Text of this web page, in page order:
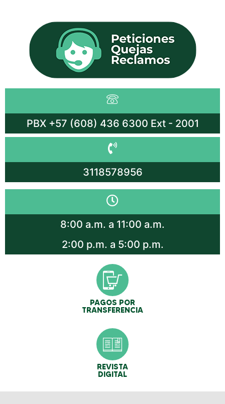
PBX +57 (608) 436 6300 Ext - 2001
3118578956
8:00 a.m. a 11:00 a.m.
2:00 p.m. a 5:00 p.m.
PAGOS POR
TRANSFERENCIA
REVISTA
DIGITAL